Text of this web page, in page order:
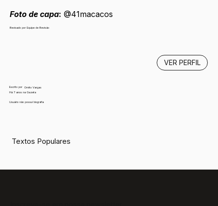
Foto de capa: @41macacos
Revisado por Equipe de Revisão
Escrito por
Ornito Vargas
Há 7 anos na Gazeta
Usuário não possui biografia
VER PERFIL
Textos Populares